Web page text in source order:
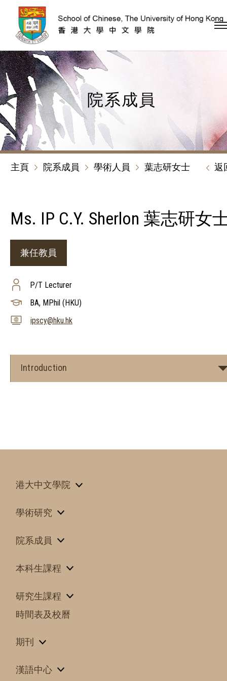
跳到內容（按回車鍵）
院系成員
主頁 院系成員 學術人員 葉志研女士 返
Ms. IP C.Y. Sherlon 葉志研女
兼任教員
P/T Lecturer
BA, MPhil (HKU)
ipscy@hku.hk
Introduction
港大中文學院
學術研究
院系成員
本科生課程
研究生課程
時間表及校曆
期刊
漢語中心